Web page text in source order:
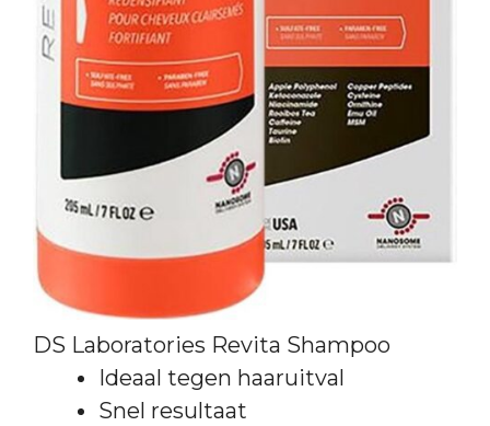
DS Laboratories Revita Shampoo
Ideaal tegen haaruitval
Snel resultaat